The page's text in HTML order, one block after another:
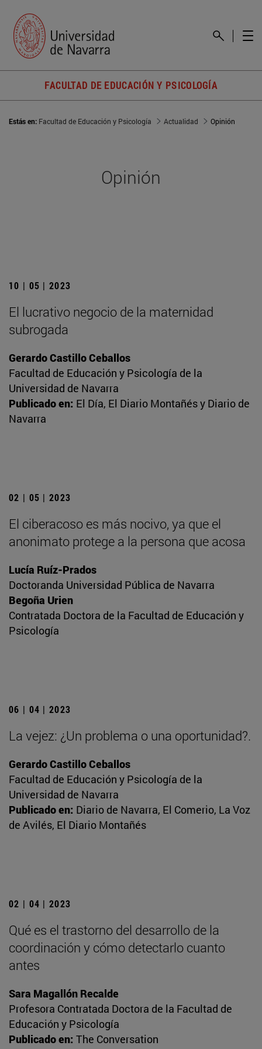
FACULTAD DE EDUCACIÓN Y PSICOLOGÍA
Estás en: Facultad de Educación y Psicología Actualidad Opinión
Opinión
10 | 05 | 2023
El lucrativo negocio de la maternidad
subrogada
Gerardo Castillo Ceballos
Facultad de Educación y Psicología de la
Universidad de Navarra
Publicado en: El Día, El Diario Montañés y Diario de
Navarra
02 | 05 | 2023
El ciberacoso es más nocivo, ya que el
anonimato protege a la persona que acosa
Lucía Ruíz-Prados
Doctoranda Universidad Pública de Navarra
Begoña Urien
Contratada Doctora de la Facultad de Educación y
Psicología
06 | 04 | 2023
La vejez: ¿Un problema o una oportunidad?.
Gerardo Castillo Ceballos
Facultad de Educación y Psicología de la
Universidad de Navarra
Publicado en: Diario de Navarra, El Comerio, La Voz
de Avilés, El Diario Montañés
02 | 04 | 2023
Qué es el trastorno del desarrollo de la
coordinación y cómo detectarlo cuanto
antes
Sara Magallón Recalde
Profesora Contratada Doctora de la Facultad de
Educación y Psicología
Publicado en: The Conversation